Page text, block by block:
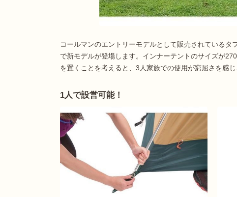
コールマンのエントリーモデルとして販売されているタ
で新モデルが登場します。インナーテントのサイズが
を置くことを考えると、3人家族での使用が窮屈さを感じ
1人で設営可能！